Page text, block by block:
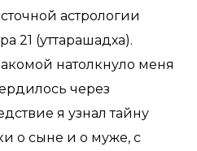
астрологии
21 (уттарашадха).
натолкнуло меня
через
я узнал тайну
о сыне и о муже, с